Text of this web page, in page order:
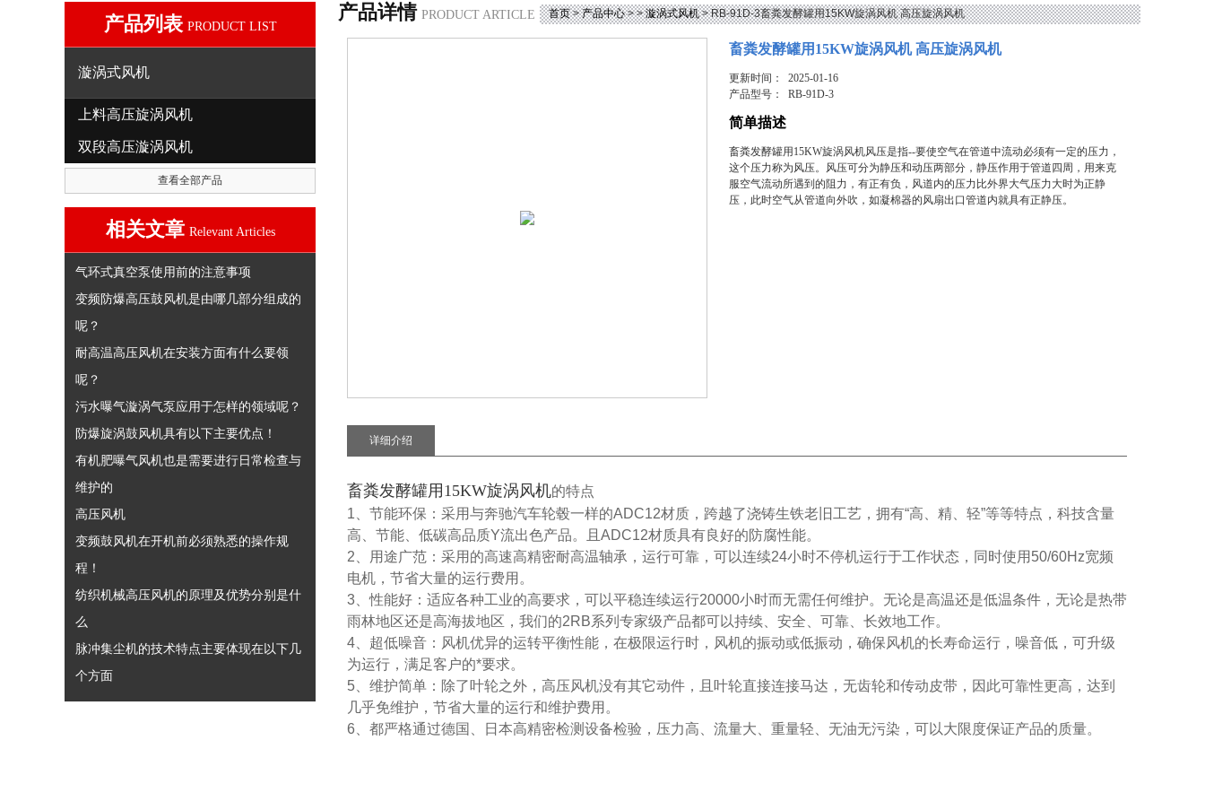
产品列表 PRODUCT LIST
漩涡式风机
上料高压旋涡风机
双段高压漩涡风机
查看全部产品
相关文章 Relevant Articles
气环式真空泵使用前的注意事项
变频防爆高压鼓风机是由哪几部分组成的
呢？
耐高温高压风机在安装方面有什么要领
呢？
污水曝气漩涡气泵应用于怎样的领域呢？
防爆旋涡鼓风机具有以下主要优点！
有机肥曝气风机也是需要进行日常检查与
维护的
高压风机
变频鼓风机在开机前必须熟悉的操作规
程！
纺织机械高压风机的原理及优势分别是什
么
脉冲集尘机的技术特点主要体现在以下几
个方面
产品详情 PRODUCT ARTICLE 首页>产品中心> >漩涡式风机> RB-91D-3畜粪发酵罐用15KW旋涡风机 高压旋涡风机
畜粪发酵罐用15KW旋涡风机 高压旋涡风机
更新时间： 2025-01-16
产品型号：RB-91D-3
简单描述
畜粪发酵罐用15KW旋涡风机风压是指--要使空气在管道中流动必须有一定的压力，
这个压力称为风压。风压可分为静压和动压两部分，静压作用于管道四周，用来克
服空气流动所遇到的阻力，有正有负，风道内的压力比外界大气压力大时为正静
压，此时空气从管道向外吹，如凝棉器的风扇出口管道内就具有正静压。
详细介绍
畜粪发酵罐用15KW旋涡风机的特点
1、节能环保：采用与奔驰汽车轮毂一样的ADC12材质，跨越了浇铸生铁老旧工艺，拥有“高、精、轻”等等特点，科技含量
高、节能、低碳高品质Y流出色产品。且ADC12材质具有良好的防腐性能。
2、用途广范：采用的高速高精密耐高温轴承，运行可靠，可以连续24小时不停机运行于工作状态，同时使用50/60Hz宽频
电机，节省大量的运行费用。
3、性能好：适应各种工业的高要求，可以平稳连续运行20000小时而无需任何维护。无论是高温还是低温条件，无论是热带
雨林地区还是高海拔地区，我们的2RB系列专家级产品都可以持续、安全、可靠、长效地工作。
4、超低噪音：风机优异的运转平衡性能，在极限运行时，风机的振动或低振动，确保风机的长寿命运行，噪音低，可升级
为运行，满足客户的*要求。
5、维护简单：除了叶轮之外，高压风机没有其它动件，且叶轮直接连接马达，无齿轮和传动皮带，因此可靠性更高，达到
几乎免维护，节省大量的运行和维护费用。
6、都严格通过德国、日本高精密检测设备检验，压力高、流量大、重量轻、无油无污染，可以大限度保证产品的质量。